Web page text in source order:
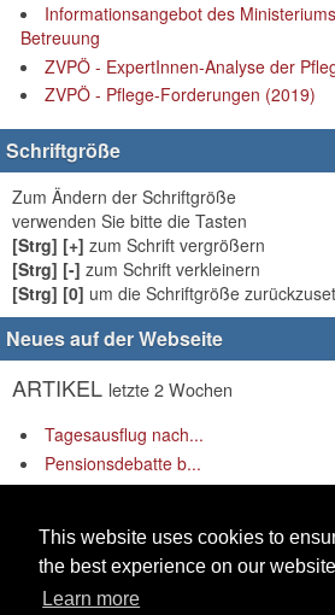
This website uses cookies to
the best experience on our
Learn more
Informationsangebot des
Betreuung
ZVPÖ - ExpertInnen-Analyse der
ZVPÖ - Pflege-Forderungen (2019)
Schriftgröße
Zum Ändern der Schriftgröße
verwenden Sie bitte die Tasten
[Strg] [+] zum Schrift vergrößern
[Strg] [-] zum Schrift verkleinern
[Strg] [0] um die Schriftgröße
Neues auf der Webseite
ARTIKEL letzte 2 Wochen
Tagesausflug nach...
Pensionsdebatte b...
„Rüstung rauf – S...
LINKSletzte 2 Wochen
Es gibt keine Links anzuzeigen.